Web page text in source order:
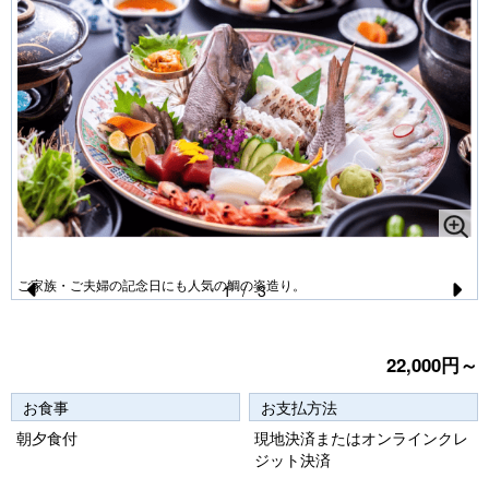
o
u
ご家族・ご夫婦の記念日にも人気の鯛の姿造り。
e
xt
1 / 3
22,000円～
お食事
朝夕食付
お支払方法
現地決済またはオンラインクレ
ジット決済